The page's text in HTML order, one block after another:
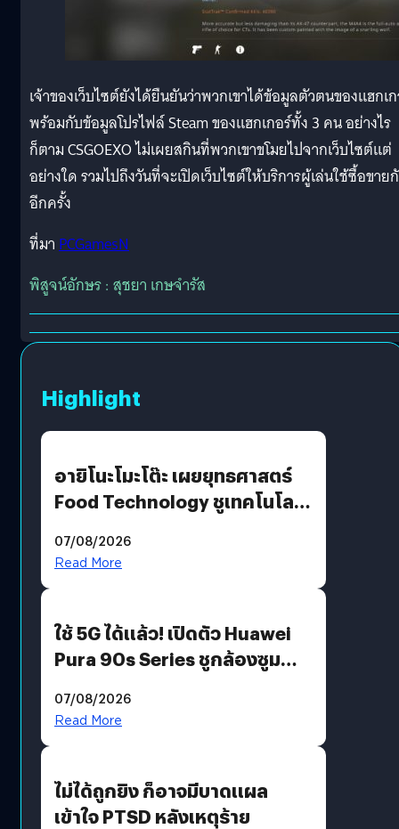
เจ้าของเว็บไซต์ยังได้ยืนยันว่าพวกเขาได้ข้อมูลตัวตนของแฮกเ
พร้อมกับข้อมูลโปรไฟล์ Steam ของแฮกเกอร์ทั้ง 3 คน อย่างไร
ก็ตาม CSGOEXO ไม่เผยสกินที่พวกเขาขโมยไปจากเว็บไซต์แต่
อย่างใด รวมไปถึงวันที่จะเปิดเว็บไซต์ให้บริการผู้เล่นใช้ซื้อขาย
อีกครั้ง
ที่มาPCGamesN
พิสูจน์อักษร : สุชยา เกษจำรัส
Highlight
อายิโนะโมะโต๊ะ เผยยุทธศาสตร์
Food Technology ชูเทคโนโลยี
บริโภคและ B2B
07/08/2026
Read More
ใช้ 5G ได้แล้ว! เปิดตัว Huawei
Pura 90s Series ชูกล้องซูม
07/08/2026
Read More
ไม่ได้ถูกยิง ก็อาจมีบาดแผล
เข้าใจ PTSD หลังเหตุร้าย